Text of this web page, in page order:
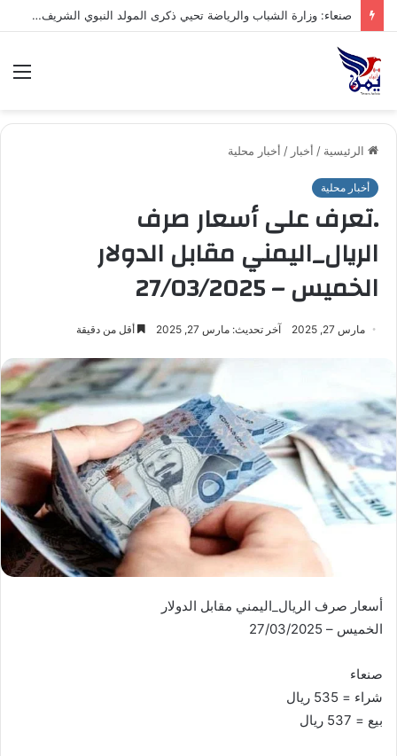
صنعاء: إتمام صلح قبلي في صنعاء ينهي قضية حادث مروري بين قبيلتي ال الخبش محافظة حجة وذو حسين من خولان بني ضبيان محافظة صنعاء
الرئيسية / أخبار / أخبار محلية
أخبار محلية
.تعرف على أسعار صرف
الريال_اليمني مقابل الدولار
الخميس – 27/03/2025
مارس 27, 2025 آخر تحديث: مارس 27, 2025 أقل من دقيقة
أسعار صرف الريال_اليمني مقابل الدولار
الخميس – 27/03/2025
صنعاء
شراء = 535 ريال
بيع = 537 ريال